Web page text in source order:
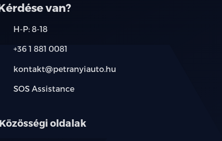
van?
H-P: 8-18
+36 1 881 0081
kontakt@petranyiauto.hu
SOS Assistance
Közösségi oldalak